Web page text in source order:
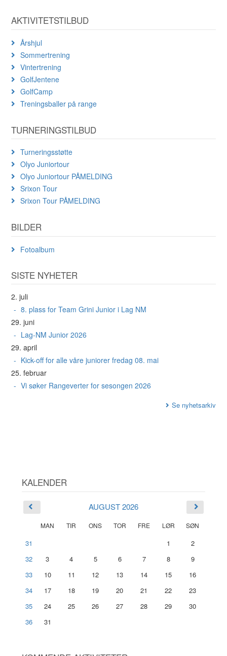
AKTIVITETSTILBUD
Årshjul
Sommertrening
Vintertrening
GolfJentene
GolfCamp
Treningsballer på range
TURNERINGSTILBUD
Turneringsstøtte
Olyo Juniortour
Olyo Juniortour PÅMELDING
Srixon Tour
Srixon Tour PÅMELDING
BILDER
Fotoalbum
SISTE NYHETER
2. juli
8. plass for Team Grini Junior i Lag NM
29. juni
Lag-NM Junior 2026
29. april
Kick-off for alle våre juniorer fredag 08. mai
25. februar
Vi søker Rangeverter for sesongen 2026
Se nyhetsarkiv
KALENDER
AUGUST 2026
MAN TIR ONS TOR FRE LØR SØN
31 1
2
32
3 4 5 6 7 8
9
33
10 11 12 13 14 15
16
34
17 18 19 20 21 22
23
35
24 25 26 27 28 29
30
36
31